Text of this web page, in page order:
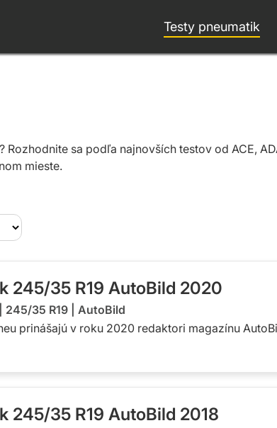
Testy pneumatik
sa podľa najnovších testov od ACE,
mieste.
245/35 R19 AutoBild 2020
245/35 R19
AutoBild
prinášajú v roku 2020 redaktori magazínu
245/35 R19 AutoBild 2018